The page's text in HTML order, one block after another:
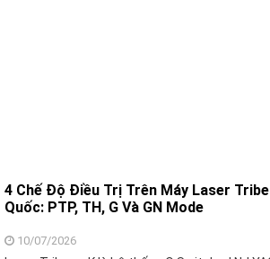
4 Chế Độ Điều Trị Trên Máy Laser
Quốc: PTP, TH, G Và GN Mode
10/07/2026